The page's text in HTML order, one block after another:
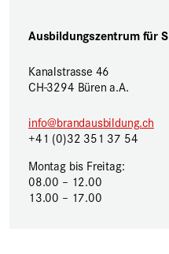
Ausbildungszentrum für
Kanalstrasse 46
CH-3294 Büren a.A.
info@brandausbildung.ch
+41 (0)32 351 37 54
Montag bis Freitag:
08.00 – 12.00
13.00 – 17.00